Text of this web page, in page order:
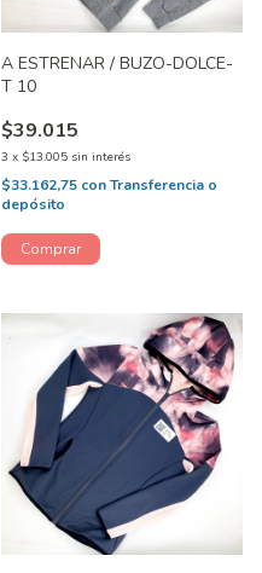
A ESTRENAR / BUZO-DOLCE-
T 10
$39.015
3 x $13.005 sin interés
$33.162,75 conTransferencia o
depósito